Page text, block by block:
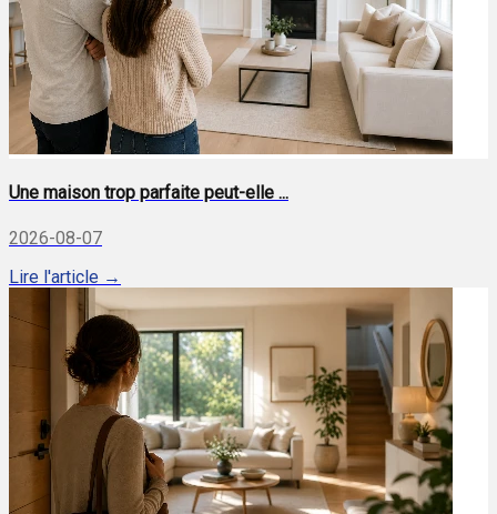
Une maison trop parfaite peut-elle ...
2026-08-07
Lire l'article →